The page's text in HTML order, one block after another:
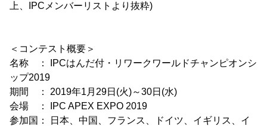
上、IPCメンバーリストより抜粋)
＜コンテスト概要＞
名称 ： IPCはんだ付・リワークワールドチャンピオンシ
ップ2019
期間 ： 2019年1月29日(火)～30日(水)
会場 ： IPC APEX EXPO 2019
参加国： 日本、中国、フランス、ドイツ、イギリス、イ